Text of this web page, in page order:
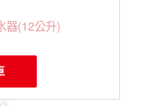
器(12公升)